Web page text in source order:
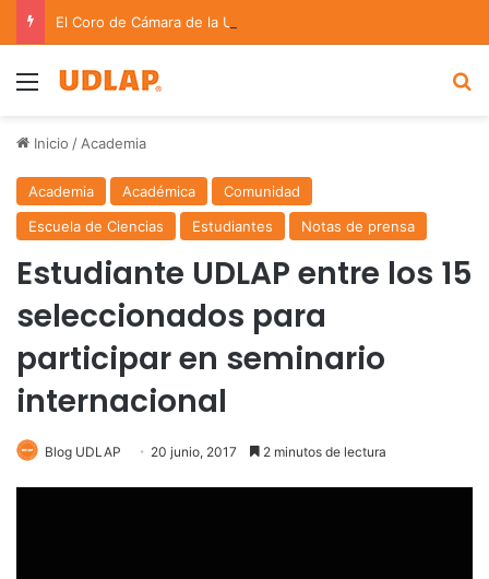
Menu
Inicio / Academia
Academia Académica
Comunidad
Escuela de Ciencias
Estudiantes Notas de prensa
Estudiante UDLAP entre los 15
seleccionados para
participar en seminario
internacional
Blog UDLAP 20 junio, 2017 2 minutos de lectura